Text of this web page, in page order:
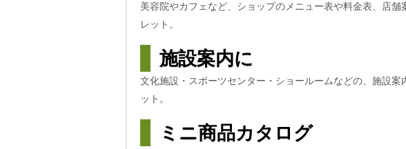
美容院やカフェなど、ショップのメニュー表や料金表、店舗
レット。
施設案内に
文化施設・スポーツセンター・ショールームなどの、施設案
ット。
ミニ商品カタログ